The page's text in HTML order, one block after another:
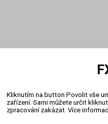
Kliknutím na button Povolit vše
zařízení. Sami můžete určit
zpracování zakázat. Více